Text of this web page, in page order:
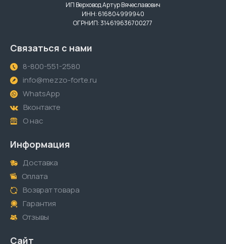
ИП Верховод Артур Вячеславович
ИНН: 616804999940
ОГРНИП: 314619636700277
Связаться с нами
8-800-551-2580
info@mezzo-forte.ru
WhatsApp
Вконтакте
О нас
Информация
Доставка
Оплата
Возврат товара
Гарантия
Отзывы
Сайт